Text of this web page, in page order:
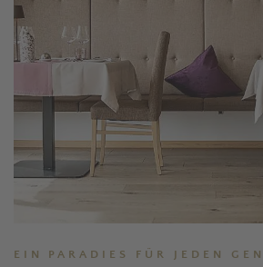
EIN PARADIES FÜR JEDEN